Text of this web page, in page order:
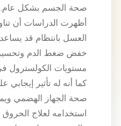
صحة الجسم بشكل عام.
أظهرت الدراسات أن
العسل بانتظام قد
خفض ضغط الدم
مستويات الكولسترول
كما أنه له تأثير إيجابي
صحة الجهاز الهضمي
استخدامه لعلاج الحروق